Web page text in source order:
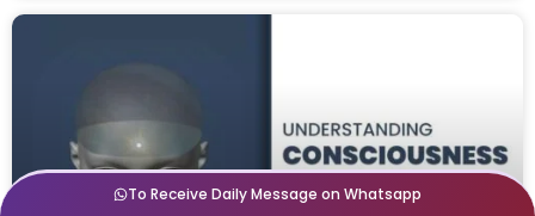
To Receive Daily Message on Whatsapp